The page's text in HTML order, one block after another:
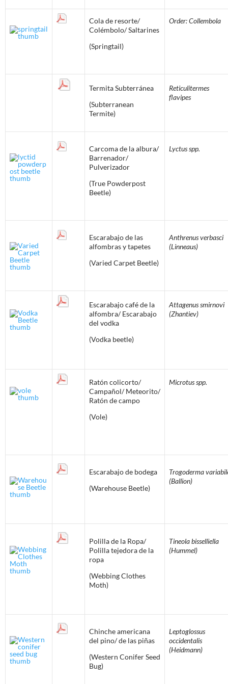
Cola de resorte/
Colémbolo/ Saltarines
(Springtail)
Order: Collembola
Termita Subterránea
(Subterranean
Termite)
Reticulitermes
flavipes
Carcoma de la albura/
Barrenador/
Pulverizador
(True Powderpost
Beetle)
Lyctus spp.
Escarabajo de las
alfombras y tapetes
(Varied Carpet Beetle)
Anthrenus verbasci
(Linneaus)
Escarabajo café de la
alfombra/ Escarabajo
del vodka
(Vodka beetle)
Attagenus smirnovi
(Zhantiev)
Ratón colicorto/
Campañol/ Meteorito/
Ratón de campo
(Vole)
Microtus spp.
Escarabajo de bodega
(Warehouse Beetle)
Trogoderma
(Ballion)
Polilla de la Ropa/
Polilla tejedora de la
ropa
(Webbing Clothes
Moth)
Tineola bisselliella
(Hummel)
Chinche americana
del pino/ de las piñas
(Western Conifer Seed
Bug)
Leptoglossus
occidentalis
(Heidmann)